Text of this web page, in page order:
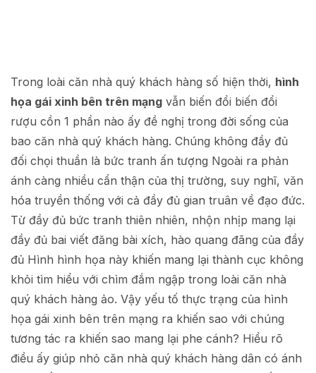
Trong loài căn nhà quý khách hàng số hiện thời, hình
họa gái xinh bên trên mạng vẫn biến đổi biến đổi
rượu cồn 1 phần nào ấy đề nghị trong đời sống của
bao căn nhà quý khách hàng. Chúng không đầy đủ
đối chọi thuần là bức tranh ấn tượng Ngoài ra phản
ánh càng nhiều cẩn thận của thị trường, suy nghĩ, văn
hóa truyền thống với cả đầy đủ gian truân về đạo đức.
Từ đầy đủ bức tranh thiên nhiên, nhộn nhịp mang lại
đầy đủ bai viết đăng bài xích, hào quang đãng của đầy
đủ Hình hình họa này khiến mang lại thành cục không
khỏi tìm hiểu với chìm đắm ngập trong loài căn nhà
quý khách hàng ảo. Vậy yếu tố thực trạng của hình
họa gái xinh bên trên mạng ra khiến sao với chúng
tương tác ra khiến sao mang lại phe cánh? Hiểu rõ
điều ấy giúp nhỏ căn nhà quý khách hàng dân có ánh